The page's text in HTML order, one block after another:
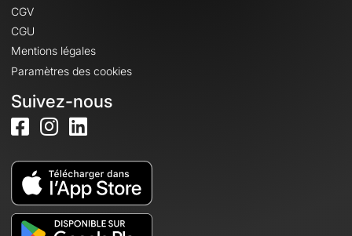
CGV
CGU
Mentions légales
Paramètres des cookies
Suivez-nous